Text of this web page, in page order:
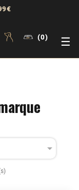
(0) ☰
